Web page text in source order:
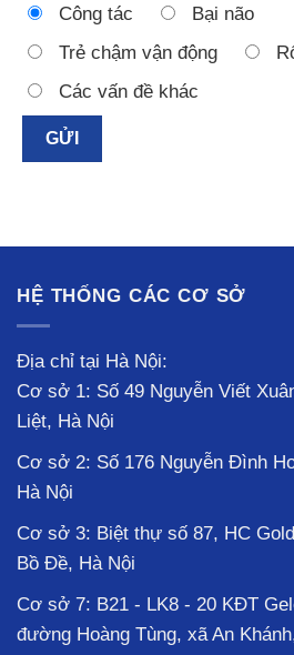
Công tác
Bại não
Trẻ chậm vận động
Các vấn đề khác
HỆ THỐNG CÁC CƠ SỞ
Địa chỉ tại Hà Nội:
Cơ sở 1: Số 49 Nguyễn Viết
Liệt, Hà Nội
Cơ sở 2: Số 176 Nguyễn Đình
Hà Nội
Cơ sở 3: Biệt thự số 87, HC
Bồ Đề, Hà Nội
Cơ sở 7: B21 - LK8 - 20 KĐT
đường Hoàng Tùng, xã An